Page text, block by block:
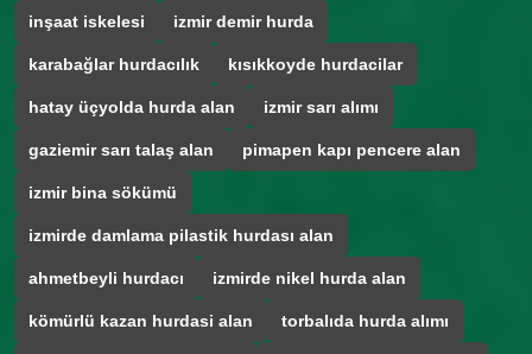
inşaat iskelesi izmir demir hurda
karabağlar hurdacılık kısıkkoyde hurdacilar
hatay üçyolda hurda alan izmir sarı alımı
gaziemir sarı talaş alan pimapen kapı pencere alan
izmir bina sökümü
izmirde damlama pilastik hurdası alan
ahmetbeyli hurdacı izmirde nikel hurda alan
kömürlü kazan hurdasi alan torbalıda hurda alımı